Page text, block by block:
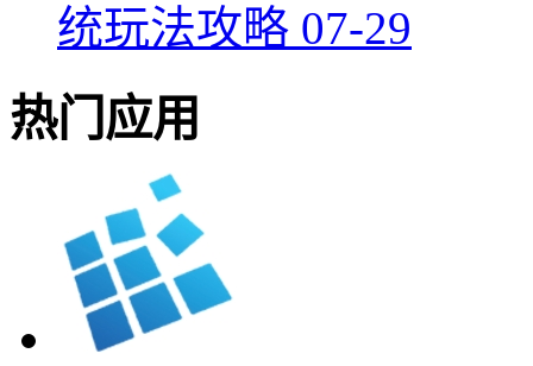
统玩法攻略 07-29
热门应用